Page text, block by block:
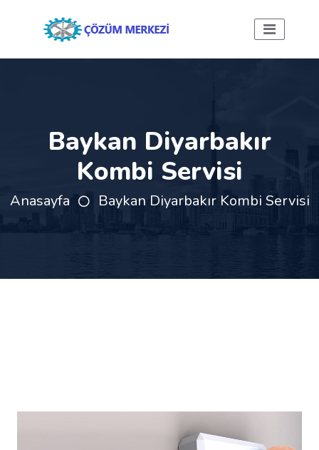
Baykan Diyarbakır
Kombi Servisi
Anasayfa Baykan Diyarbakır Kombi Servisi